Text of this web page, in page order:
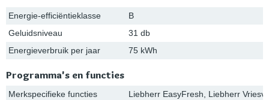
Energie-efficiëntieklasse
B
Geluidsniveau
31 db
Energieverbruik per jaar
75 kWh
Programma's en functies
Merkspecifieke functies
Liebherr EasyFresh, Liebherr